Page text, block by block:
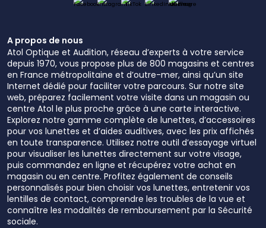
A propos de nous
Atol Optique et Audition, réseau d’experts à votre service
depuis 1970, vous propose plus de 800 magasins et centres
en France métropolitaine et d’outre-mer, ainsi qu’un site
Internet dédié pour faciliter votre parcours. Sur notre site
web, préparez facilement votre visite dans un magasin ou
centre Atol le plus proche grâce à une carte interactive.
Explorez notre gamme complète de lunettes, d’accessoires
pour vos lunettes et d’aides auditives, avec les prix affichés
en toute transparence. Utilisez notre outil d’essayage virtuel
pour visualiser les lunettes directement sur votre visage,
puis commandez en ligne et récupérez votre achat en
magasin ou en centre. Profitez également de conseils
personnalisés pour bien choisir vos lunettes, entretenir vos
lentilles de contact, comprendre les troubles de la vue et
connaître les modalités de remboursement par la Sécurité
sociale.